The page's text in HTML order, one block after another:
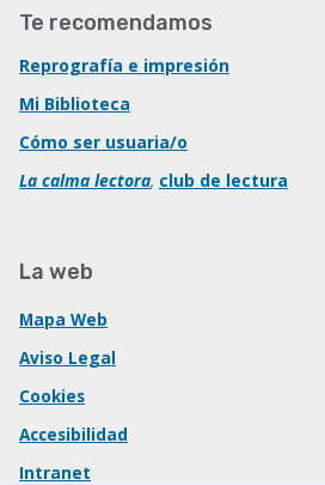
Te recomendamos
Reprografía e impresión
Mi Biblioteca
Cómo ser usuaria/o
La calma lectora, club de lectura
La web
Mapa Web
Aviso Legal
Cookies
Accesibilidad
Intranet